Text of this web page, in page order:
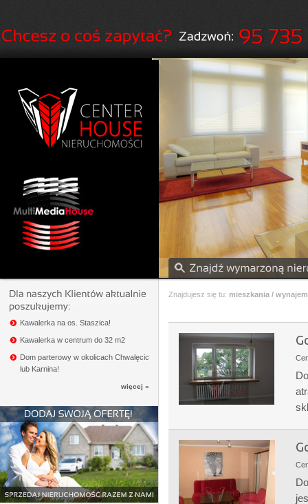
Kawalerka na os. Staszica!
Kawalerka w centrum do 32 m2
Dom parterowy w okolicach Chwalęcic
lub Karnina!
więcej »
Znajdujesz się tu: mieszkania / wynajem